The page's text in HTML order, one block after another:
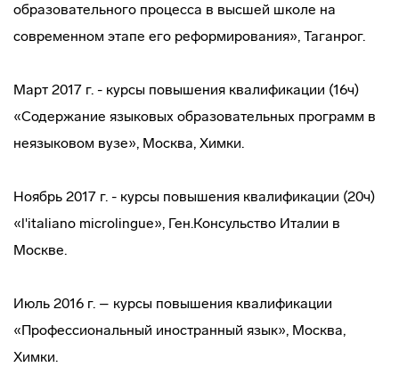
образовательного процесса в высшей школе на
современном этапе его реформирования», Таганрог.
Март 2017 г. - курсы повышения квалификации (16ч)
«Содержание языковых образовательных программ в
неязыковом вузе», Москва, Химки.
Ноябрь 2017 г. - курсы повышения квалификации (20ч)
«l'italiano microlingue», Ген.Консульство Италии в
Москве.
Июль 2016 г. – курсы повышения квалификации
«Профессиональный иностранный язык», Москва,
Химки.